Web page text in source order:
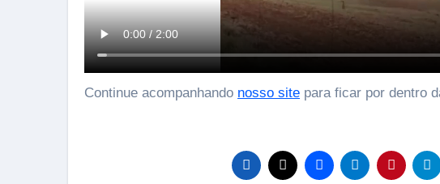
Continue acompanhando nosso site para ficar por dentro